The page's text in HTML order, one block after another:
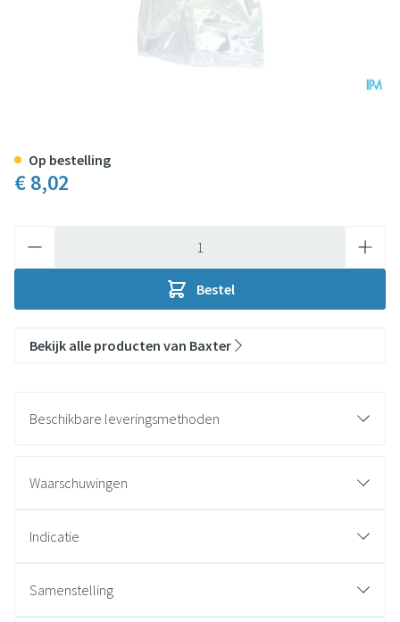
€ 8,02
Bestel
Op bestelling
Bekijk alle producten van Baxter
Beschikbare leveringsmethoden
Waarschuwingen
Indicatie
Samenstelling